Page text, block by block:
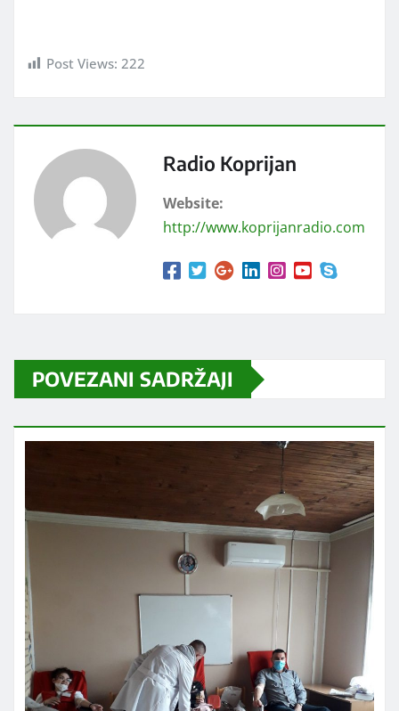
Post Views: 222
Radio Koprijan
Website:
http://www.koprijanradio.com
POVEZANI SADRŽAJI